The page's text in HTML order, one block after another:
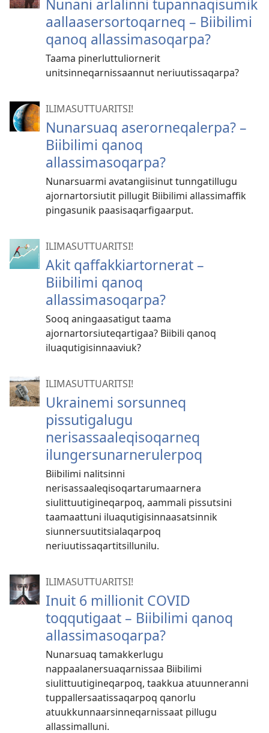
Nunani arlalinni tupannaqisumik
aallaasersortoqarneq – Biibilimi
qanoq allassimasoqarpa?
Taama pinerluttuliornerit
unitsinneqarnissaannut neriuutissaqarpa?
ILIMASUTTUARITSI!
Nunarsuaq aserorneqalerpa? –
Biibilimi qanoq
allassimasoqarpa?
Nunarsuarmi avatangiisinut tunngatillugu
ajornartorsiutit pillugit Biibilimi allassimaffik
pingasunik paasisaqarfigaarput.
ILIMASUTTUARITSI!
Akit qaffakkiartornerat –
Biibilimi qanoq
allassimasoqarpa?
Sooq aningaasatigut taama
ajornartorsiuteqartigaa? Biibili qanoq
iluaqutigisinnaaviuk?
ILIMASUTTUARITSI!
Ukrainemi sorsunneq
pissutigalugu
nerisassaaleqisoqarneq
ilungersunarnerulerpoq
Biibilimi nalitsinni
nerisassaaleqisoqartarumaarnera
siulittuutigineqarpoq, aammali pissutsini
taamaattuni iluaqutigisinnaasatsinnik
siunnersuutitsialaqarpoq
neriuutissaqartitsillunilu.
ILIMASUTTUARITSI!
Inuit 6 millionit COVID
toqqutigaat – Biibilimi qanoq
allassimasoqarpa?
Nunarsuaq tamakkerlugu
nappaalanersuaqarnissaa Biibilimi
siulittuutigineqarpoq, taakkua atuunneranni
tuppallersaatissaqarpoq qanorlu
atuukkunnaarsinneqarnissaat pillugu
allassimalluni.